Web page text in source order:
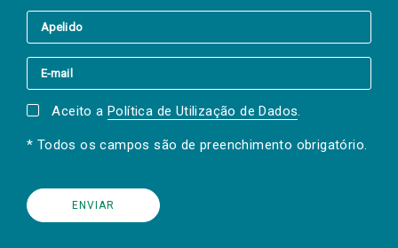
Aceito a Política de Utilização de Dados.
* Todos os campos são de preenchimento obrigatório.